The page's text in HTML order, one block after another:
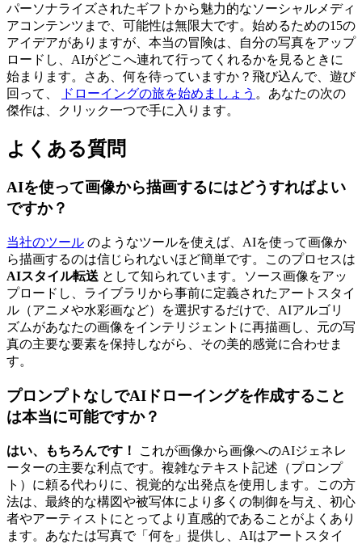
パーソナライズされたギフトから魅力的なソーシャルメディ
アコンテンツまで、可能性は無限大です。始めるための15の
アイデアがありますが、本当の冒険は、自分の写真をアップ
ロードし、AIがどこへ連れて行ってくれるかを見るときに
始まります。さあ、何を待っていますか？飛び込んで、遊び
回って、
ドローイングの旅を始めましょう 。あなたの次の
傑作は、クリック一つで手に入ります。
よくある質問
AIを使って画像から描画するにはどうすればよい
ですか？
当社のツール のようなツールを使えば、AIを使って画像か
ら描画するのは信じられないほど簡単です。このプロセスは
AIスタイル転送 として知られています。ソース画像をアッ
プロードし、ライブラリから事前に定義されたアートスタイ
ル（アニメや水彩画など）を選択するだけで、AIアルゴリ
ズムがあなたの画像をインテリジェントに再描画し、元の写
真の主要な要素を保持しながら、その美的感覚に合わせま
す。
プロンプトなしでAIドローイングを作成すること
は本当に可能ですか？
はい、もちろんです！
これが画像から画像へのAIジェネレ
ーターの主要な利点です。複雑なテキスト記述（プロンプ
ト）に頼る代わりに、視覚的な出発点を使用します。この方
法は、最終的な構図や被写体により多くの制御を与え、初心
者やアーティストにとってより直感的であることがよくあり
ます。あなたは写真で「何を」提供し、AIはアートスタイ